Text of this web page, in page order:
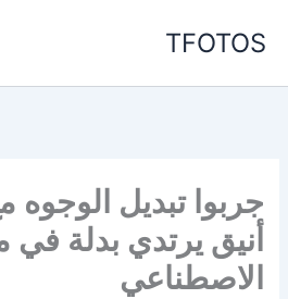
TFOTOS
جربوا تبديل
أنيق يرتدي بدلة في
الاصطناعي